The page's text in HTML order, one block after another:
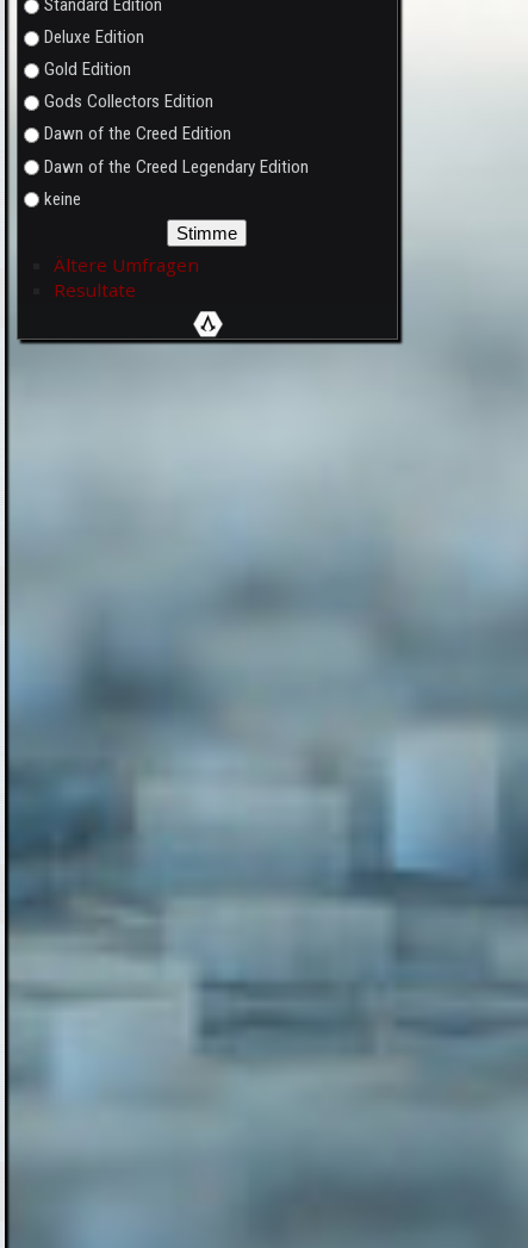
Auswahlmöglichkeiten
Standard Edition
Deluxe Edition
Gold Edition
Gods Collectors Edition
Dawn of the Creed Edition
Dawn of the Creed Legendary Edition
keine
Ältere Umfragen
Resultate